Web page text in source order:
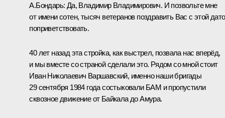
А.Бондарь: Да, Владимир Владимирович. И позвольте мне
от имени сотен, тысяч ветеранов поздравить Вас с этой
поприветствовать.
40 лет назад эта стройка, как выстрел, позвала нас вперёд,
и мы вместе со страной сделали это. Рядом со мной стоит
Иван Николаевич Варшавский, именно наши бригады
29 сентября 1984 года состыковали БАМ и пропустили
сквозное движение от Байкала до Амура.